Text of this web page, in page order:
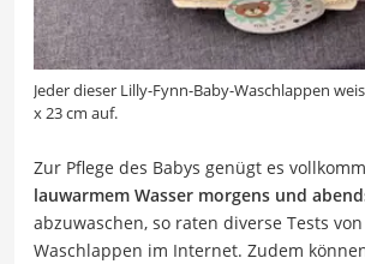
Jeder dieser Lilly-Fynn-Baby-Waschlappen
x 23 cm auf.
Zur Pflege des Babys genügt es
lauwarmem Wasser morgens und
abzuwaschen, so raten diverse Tests
Waschlappen im Internet. Zudem